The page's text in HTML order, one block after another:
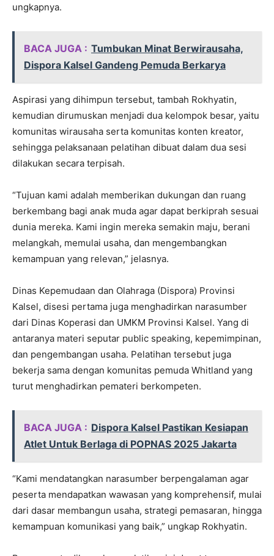
ungkapnya.
BACA JUGA : Tumbukan Minat Berwirausaha,
Dispora Kalsel Gandeng Pemuda Berkarya
Aspirasi yang dihimpun tersebut, tambah Rokhyatin,
kemudian dirumuskan menjadi dua kelompok besar, yaitu
komunitas wirausaha serta komunitas konten kreator,
sehingga pelaksanaan pelatihan dibuat dalam dua sesi
dilakukan secara terpisah.
“Tujuan kami adalah memberikan dukungan dan ruang
berkembang bagi anak muda agar dapat berkiprah sesuai
dunia mereka. Kami ingin mereka semakin maju, berani
melangkah, memulai usaha, dan mengembangkan
kemampuan yang relevan,” jelasnya.
Dinas Kepemudaan dan Olahraga (Dispora) Provinsi
Kalsel, disesi pertama juga menghadirkan narasumber
dari Dinas Koperasi dan UMKM Provinsi Kalsel. Yang di
antaranya materi seputar public speaking, kepemimpinan,
dan pengembangan usaha. Pelatihan tersebut juga
bekerja sama dengan komunitas pemuda Whitland yang
turut menghadirkan pemateri berkompeten.
BACA JUGA : Dispora Kalsel Pastikan Kesiapan
Atlet Untuk Berlaga di POPNAS 2025 Jakarta
“Kami mendatangkan narasumber berpengalaman agar
peserta mendapatkan wawasan yang komprehensif, mulai
dari dasar membangun usaha, strategi pemasaran, hingga
kemampuan komunikasi yang baik,” ungkap Rokhyatin.